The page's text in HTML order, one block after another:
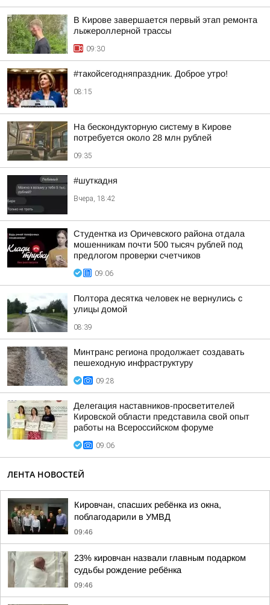
В Кирове завершается первый этап ремонта
лыжероллерной трассы
09:30
#такойсегодняпраздник. Доброе утро!
08:15
На бескондукторную систему в Кирове
потребуется около 28 млн рублей
09:35
#шуткадня
Вчера, 18:42
Студентка из Оричевского района отдала
мошенникам почти 500 тысяч рублей под
предлогом проверки счетчиков
09:06
Полтора десятка человек не вернулись с
улицы домой
08:39
Минтранс региона продолжает создавать
пешеходную инфраструктуру
09:28
Делегация наставников-просветителей
Кировской области представила свой опыт
работы на Всероссийском форуме
09:06
ЛЕНТА НОВОСТЕЙ
Кировчан, спасших ребёнка из окна,
поблагодарили в УМВД
09:46
23% кировчан назвали главным подарком
судьбы рождение ребёнка
09:46